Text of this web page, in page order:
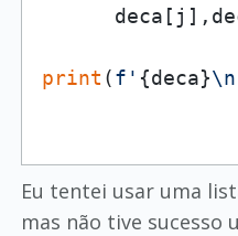
print (f' {deca}
Eu tentei usar uma
mas não tive sucesso